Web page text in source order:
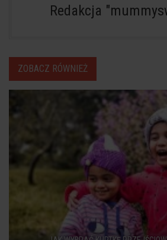
Redakcja
ZOBACZ RÓWNIEŻ